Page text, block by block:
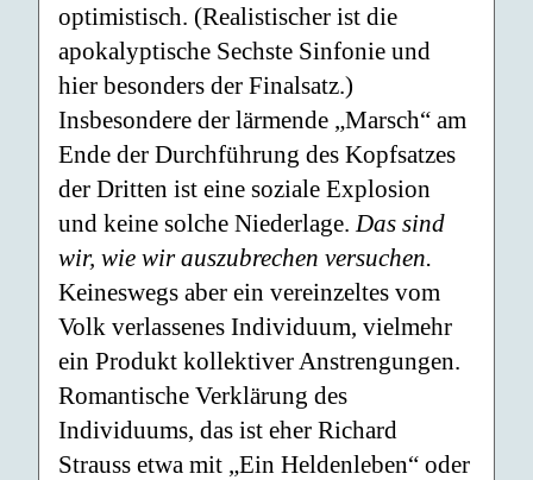
optimistisch. (Realistischer ist die
apokalyptische Sechste Sinfonie und
hier besonders der Finalsatz.)
Insbesondere der lärmende „Marsch“ am
Ende der Durchführung des Kopfsatzes
der Dritten ist eine soziale Explosion
und keine solche Niederlage.Das sind
wir, wie wir auszubrechen versuchen.
Keineswegs aber ein vereinzeltes vom
Volk verlassenes Individuum, vielmehr
ein Produkt kollektiver Anstrengungen.
Romantische Verklärung des
Individuums, das ist eher Richard
Strauss etwa mit „Ein Heldenleben“ oder